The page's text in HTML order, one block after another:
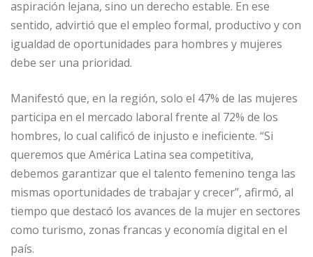
aspiración lejana, sino un derecho estable. En ese
sentido, advirtió que el empleo formal, productivo y con
igualdad de oportunidades para hombres y mujeres
debe ser una prioridad.
Manifestó que, en la región, solo el 47% de las mujeres
participa en el mercado laboral frente al 72% de los
hombres, lo cual calificó de injusto e ineficiente. “Si
queremos que América Latina sea competitiva,
debemos garantizar que el talento femenino tenga las
mismas oportunidades de trabajar y crecer”, afirmó, al
tiempo que destacó los avances de la mujer en sectores
como turismo, zonas francas y economía digital en el
país.